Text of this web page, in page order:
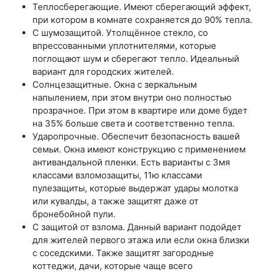
Теплосберегающие. Имеют сберегающий эффект,
при котором в комнате сохраняется до 90% тепла.
С шумозащитой. Утолщённое стекло, со
впрессованными уплотнителями, которые
поглощают шум и сберегают тепло. Идеальный
вариант для городских жителей.
Солнцезащитные. Окна с зеркальным
напылением, при этом внутри оно полностью
прозрачное. При этом в квартире или доме будет
на 35% больше света и соответственно тепла.
Ударопрочные. Обеспечит безопасность вашей
семьи. Окна имеют конструкцию с применением
антивандальной пленки. Есть варианты с 3мя
классами взломозащиты, 11ю классами
пулезащиты, которые выдержат удары молотка
или кувалды, а также защитят даже от
бронебойной пули.
С защитой от взлома. Данный вариант подойдет
для жителей первого этажа или если окна близки
с соседскими. Также защитят загородные
коттеджи, дачи, которые чаще всего